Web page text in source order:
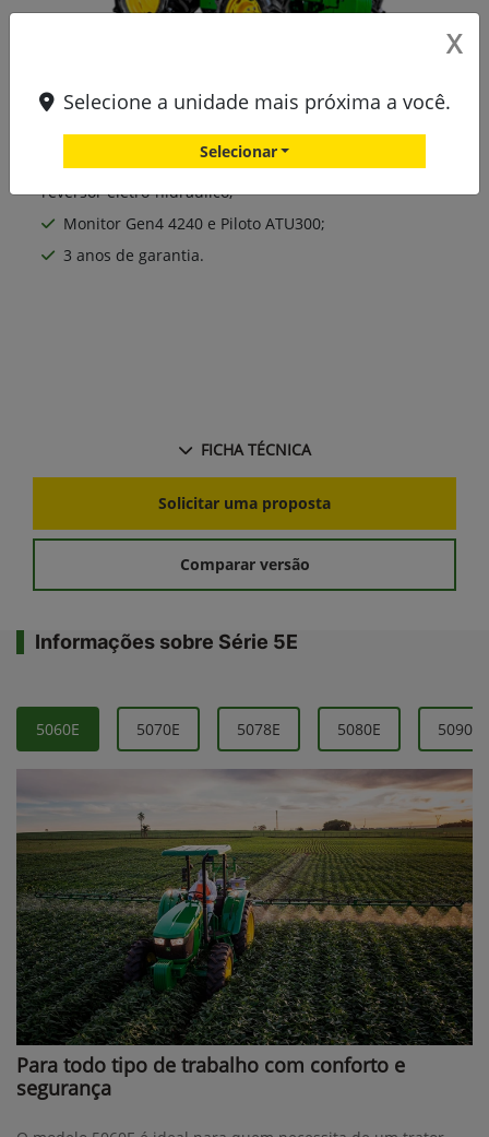
Motor agrícola turbo –intercooler de alto
desempenho e economia;
Transmissão sincronizada 9x3 ou 12x12 com
reversor eletro-hidráulico;
Monitor Gen4 4240 e Piloto ATU300;
3 anos de garantia.
FICHA TÉCNICA
Solicitar uma proposta
Comparar versão
Informações sobre Série 5E
5060E 5070E 5078E 5080E 5090E
Para todo tipo de trabalho com conforto e
segurança
X
Selecione a unidade mais próxima a você.
Selecionar